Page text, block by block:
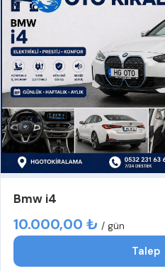
Bmw i4
10.000,00 ₺ / gün
Talep